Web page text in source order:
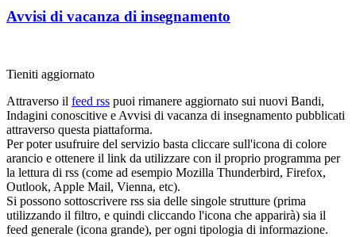
Avvisi di vacanza di insegnamento
Tieniti aggiornato
Attraverso il feed rss puoi rimanere aggiornato sui nuovi Bandi,
Indagini conoscitive e Avvisi di vacanza di insegnamento pubblicati
attraverso questa piattaforma.
Per poter usufruire del servizio basta cliccare sull'icona di colore
arancio e ottenere il link da utilizzare con il proprio programma per
la lettura di rss (come ad esempio Mozilla Thunderbird, Firefox,
Outlook, Apple Mail, Vienna, etc).
Si possono sottoscrivere rss sia delle singole strutture (prima
utilizzando il filtro, e quindi cliccando l'icona che apparirà) sia il
feed generale (icona grande), per ogni tipologia di informazione.